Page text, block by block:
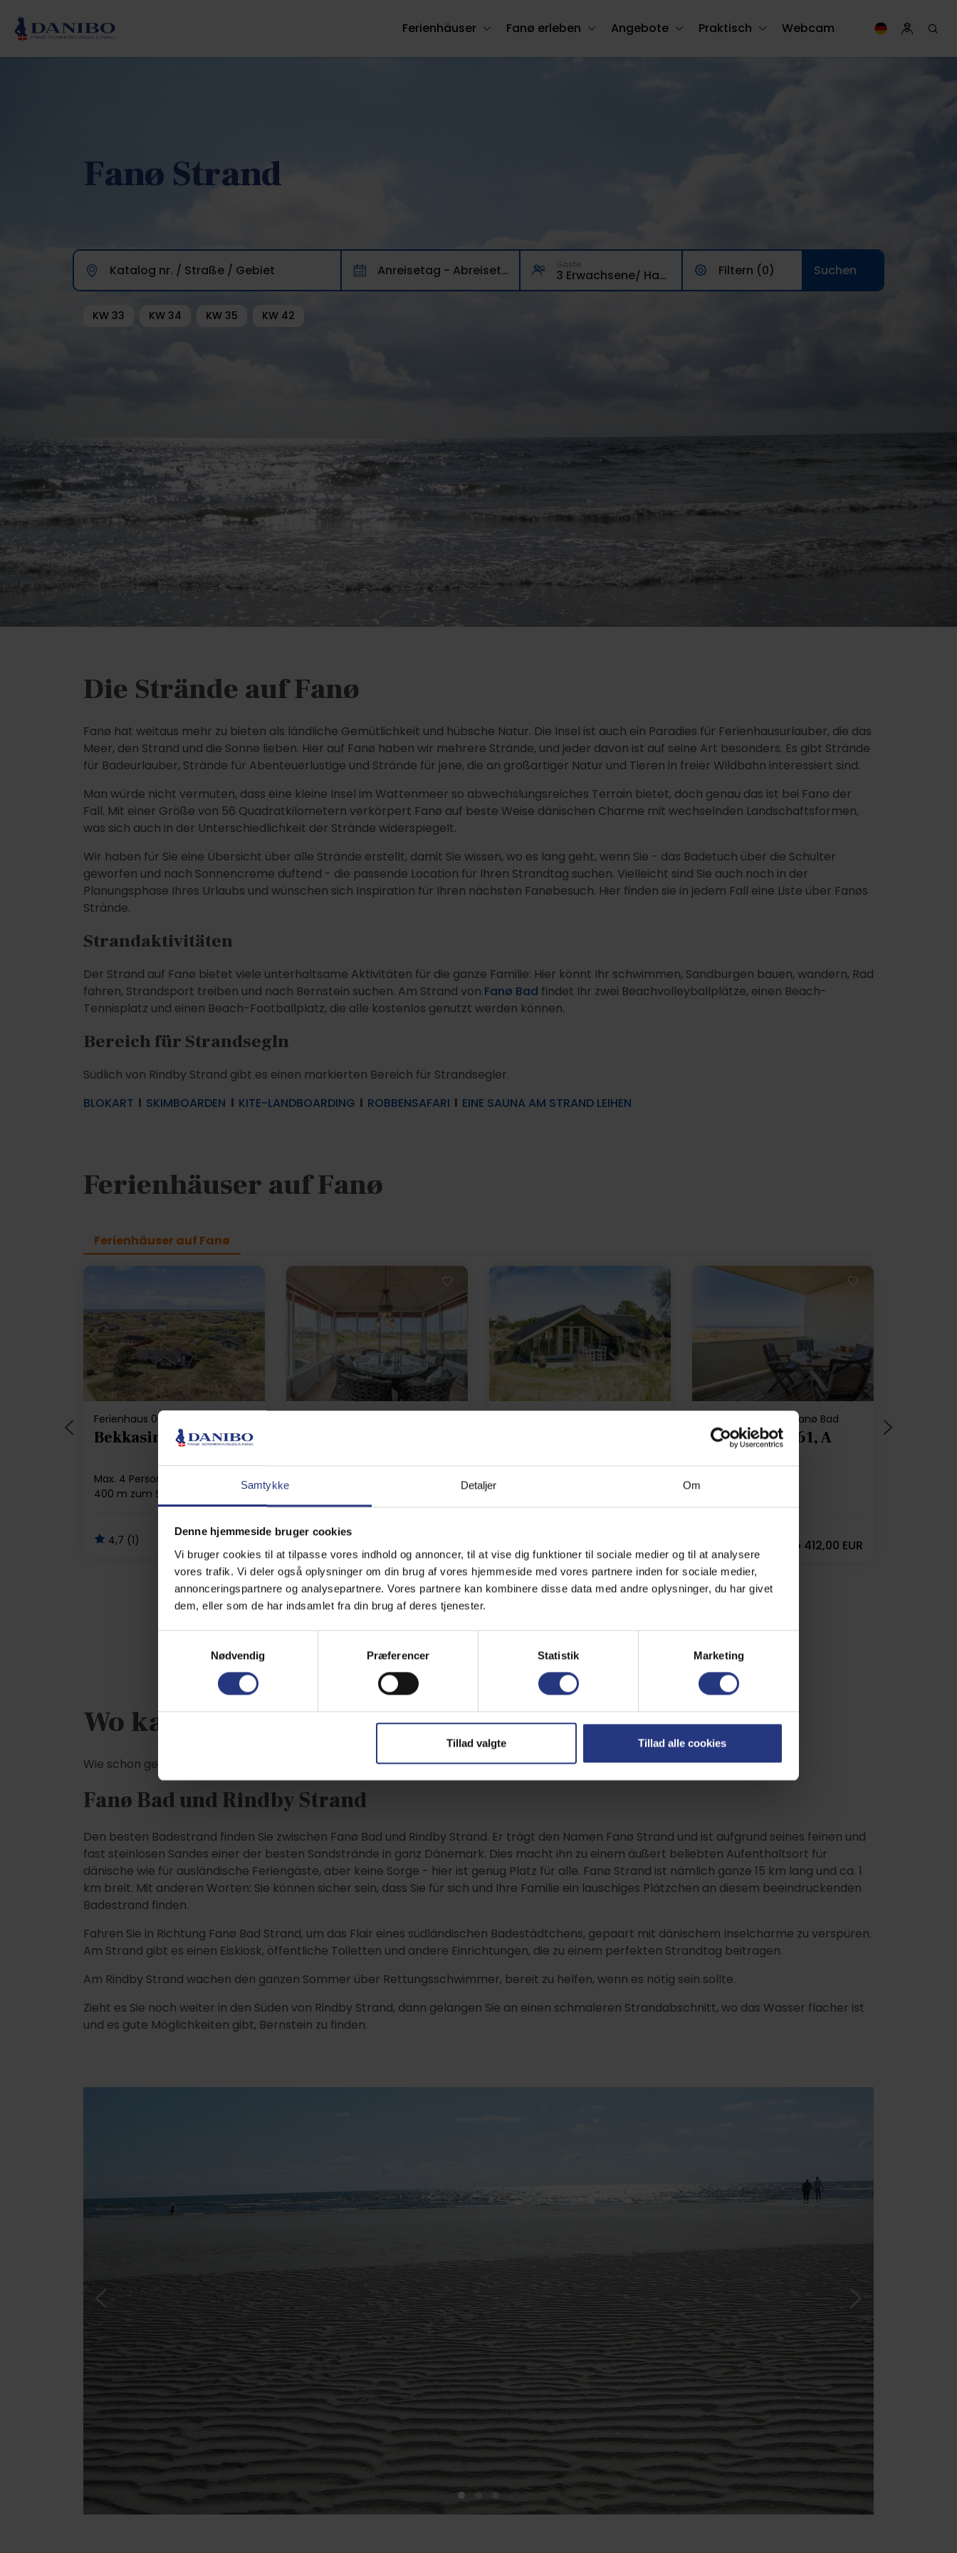
Samtykke Detaljer Om
Denne hjemmeside bruger cookies
Vi bruger cookies til at tilpasse vores indhold og annoncer, til at vise dig funktioner til sociale medier og til at analysere
vores trafik. Vi deler også oplysninger om din brug af vores hjemmeside med vores partnere inden for sociale medier,
annonceringspartnere og analysepartnere. Vores partnere kan kombinere disse data med andre oplysninger, du har givet
dem, eller som de har indsamlet fra din brug af deres tjenester.
Nødvendig
Præferencer Statistik Marketing
Tillad valgte Tillad alle cookies
Ferienhäuser Fanø erleben Angebote Praktisch Webcam
Fanø Strand
KW 33 KW 34 KW 35 KW 42
Katalog nr. / Straße / Gebiet Anreisetag - Abreisetag Gäste
3 Erwachsene/ Haustiere, 0 Kinder, 0 Haustiere Filtern (0)
Die Strände auf Fanø
Fanø hat weitaus mehr zu bieten als ländliche Gemütlichkeit und hübsche Natur. Die Insel ist auch ein Paradies für Ferienhausurlauber, die das
Meer, den Strand und die Sonne lieben. Hier auf Fanø haben wir mehrere Strände, und jeder davon ist auf seine Art besonders. Es gibt Strände
für Badeurlauber, Strände für Abenteuerlustige und Strände für jene, die an großartiger Natur und Tieren in freier Wildbahn interessiert sind.
Man würde nicht vermuten, dass eine kleine Insel im Wattenmeer so abwechslungsreiches Terrain bietet, doch genau das ist bei Fanø der
Fall. Mit einer Größe von 56 Quadratkilometern verkörpert Fanø auf beste Weise dänischen Charme mit wechselnden Landschaftsformen,
was sich auch in der Unterschiedlichkeit der Strände widerspiegelt.
Wir haben für Sie eine Übersicht über alle Strände erstellt, damit Sie wissen, wo es lang geht, wenn Sie - das Badetuch über die Schulter
geworfen und nach Sonnencreme duftend - die passende Location für Ihren Strandtag suchen. Vielleicht sind Sie auch noch in der
Planungsphase Ihres Urlaubs und wünschen sich Inspiration für Ihren nächsten Fanøbesuch. Hier finden sie in jedem Fall eine Liste über Fanøs
Strände.
Strandaktivitäten
Der Strand auf Fanø bietet viele unterhaltsame Aktivitäten für die ganze Familie: Hier könnt Ihr schwimmen, Sandburgen bauen, wandern, Rad
fahren, Strandsport treiben und nach Bernstein suchen. Am Strand von Fanø Bad findet Ihr zwei Beachvolleyballplätze, einen Beach-
Tennisplatz und einen Beach-Footballplatz, die alle kostenlos genutzt werden können.
Bereich für Strandsegln
Südlich von Rindby Strand gibt es einen markierten Bereich für Strandsegler.
BLOKART l SKIMBOARDEN l KITE-LANDBOARDING l ROBBENSAFARI l EINE SAUNA AM STRAND LEIHEN
Ferienhäuser auf Fanø
Ferienhäuser auf Fanø
Lädt ...
Ferienhaus 00214 • Rindby
Bekkasinvej 8
Max. 4 Personen
400 m zum Strand
3 Schlafzimmer
Gratis Wi-Fi
Geschirrspülmaschine
4,7 (1)
500,00 EUR
Lädt ...
2 Schlafzimmer
Gratis Wi-Fi
Geschirrspülmaschine
4,7 (6)
Lädt ...
1,55 km zum Strand
Lädt ...
Ferienhaus 10218 • Fanø Bad
Strandvejen 61, A
ab 412,00 EUR
Alle anzeigen
Wo kann man auf Fanø baden?
Wie schon gesagt gibt es auf Fanø mehrere unterschiedliche Strände. Hier ist ein kleiner Strandguide:
Fanø Bad und Rindby Strand
Den besten Badestrand finden Sie zwischen Fanø Bad und Rindby Strand. Er trägt den Namen Fanø Strand und ist aufgrund seines feinen und
fast steinlosen Sandes einer der besten Sandstrände in ganz Dänemark. Dies macht ihn zu einem äußert beliebten Aufenthaltsort für
dänische wie für ausländische Feriengäste, aber keine Sorge - hier ist genug Platz für alle. Fanø Strand ist nämlich ganze 15 km lang und ca. 1
km breit. Mit anderen Worten: Sie können sicher sein, dass Sie für sich und Ihre Familie ein lauschiges Plätzchen an diesem beeindruckenden
Badestrand finden.
Fahren Sie in Richtung Fanø Bad Strand, um das Flair eines südländischen Badestädtchens, gepaart mit dänischem Inselcharme zu verspüren.
Am Strand gibt es einen Eiskiosk, öffentliche Toiletten und andere Einrichtungen, die zu einem perfekten Strandtag beitragen.
Am Rindby Strand wachen den ganzen Sommer über Rettungsschwimmer, bereit zu helfen, wenn es nötig sein sollte.
Zieht es Sie noch weiter in den Süden von Rindby Strand, dann gelangen Sie an einen schmaleren Strandabschnitt, wo das Wasser flacher ist
und es gute Möglichkeiten gibt, Bernstein zu finden.